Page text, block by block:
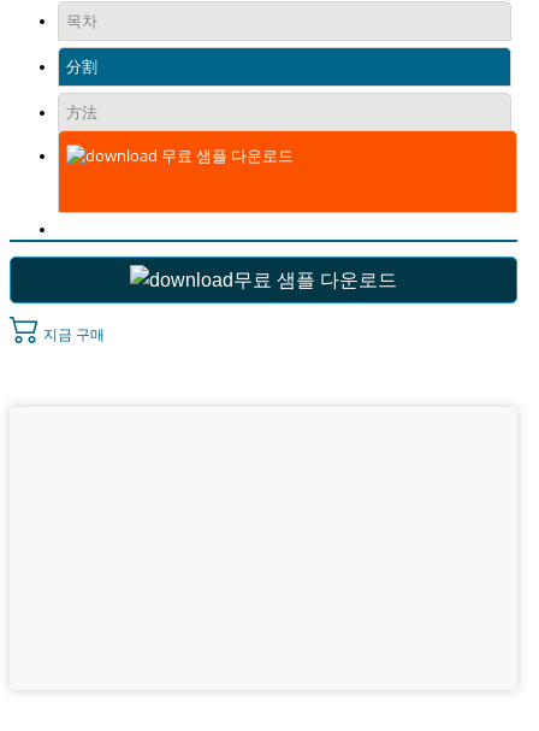
목차
分割
方法
무료 샘플 다운로드
무료 샘플 다운로드
지금 구매